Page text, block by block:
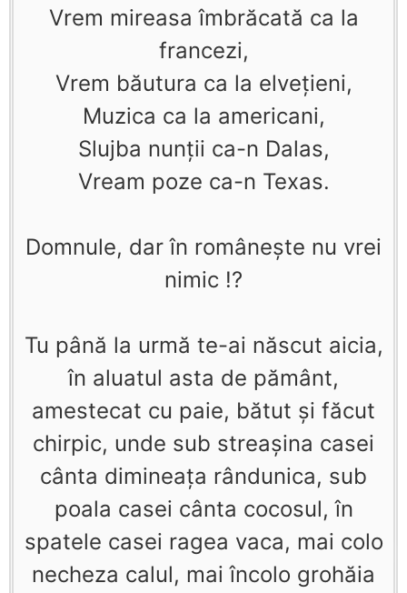
Vrem mireasa îmbrăcată ca la
francezi,
Vrem băutura ca la elvețieni,
Muzica ca la americani,
Slujba nunții ca-n Dalas,
Vream poze ca-n Texas.
Domnule, dar în românește nu vrei
nimic !?
Tu până la urmă te-ai născut aicia,
în aluatul asta de pământ,
amestecat cu paie, bătut și făcut
chirpic, unde sub streașina casei
cânta dimineața rândunica, sub
poala casei cânta cocosul, în
spatele casei ragea vaca, mai colo
necheza calul, mai încolo grohăia